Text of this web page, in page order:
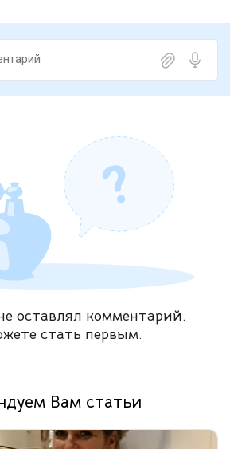
оставлял комментарий.
стать первым.
Вам статьи